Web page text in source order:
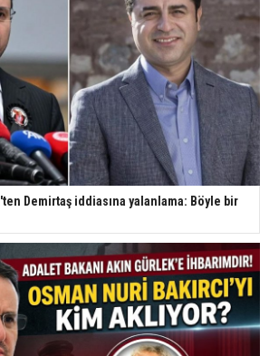
Demirtaş iddiasına yalanlama: Böyle bir